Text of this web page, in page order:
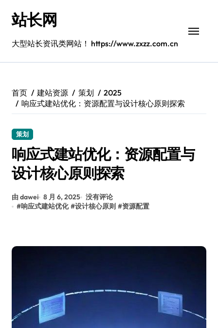
站长网
大型站长资讯类网站！ https://www.zxzz.com.cn
首页 建站资源 策划
2025
响应式建站优化：资源配置与设计核心原则探索
策划
响应式建站优化：资源配置与
设计核心原则探索
由 dawei 8 月 6, 2025 没有评论
#响应式建站优化 #设计核心原则 #资源配置